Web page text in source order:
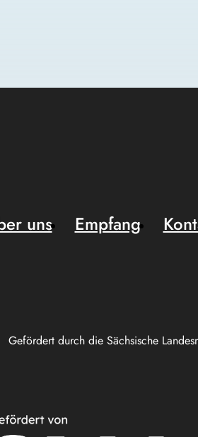
Gefördert durch die Sächsische
uns Empfang